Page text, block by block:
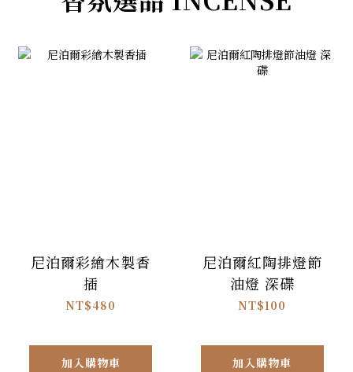
尼泊爾彩繪木製香
插
NT$480
加入購物車
尼泊爾紅陶排燈節
油燈 深碟
NT$100
加入購物車